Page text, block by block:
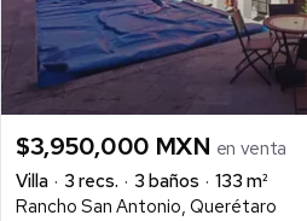
$3,950,000 MXN en venta
Villa
3 recs. 3 baños
133 m²
Rancho San Antonio, Querétaro